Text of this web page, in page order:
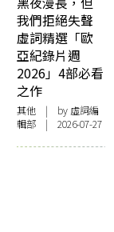
我們拒絕失聲
虛詞精選「歐
亞紀錄片週
2026」4部必看
之作
其他 | by 虛詞編
輯部 | 2026-07-27